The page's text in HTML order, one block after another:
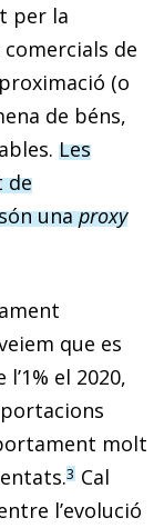
per la
de
(o
de béns,
Les
de
unaproxy
que es
el 2020,
molt
3 Cal
l’evolució